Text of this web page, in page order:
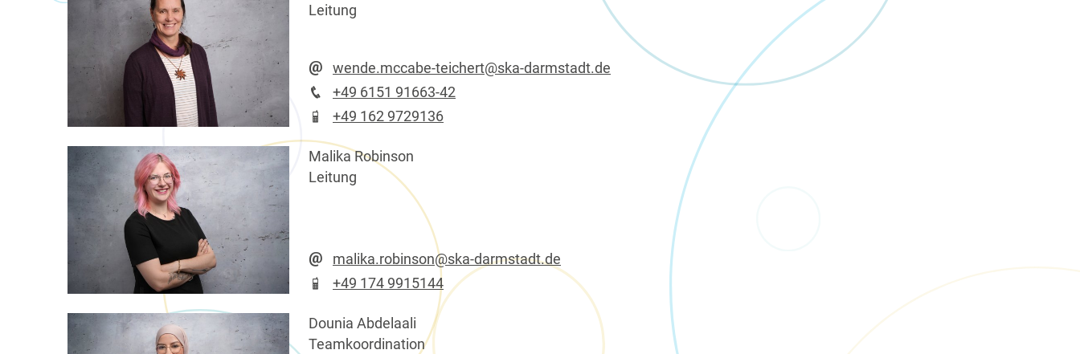
Leitung
wende.mccabe-teichert@ska-darmstadt.de
+49 6151 91663-42
+49 162 9729136
Malika Robinson
Leitung
malika.robinson@ska-darmstadt.de
+49 174 9915144
Dounia Abdelaali
Teamkoordination